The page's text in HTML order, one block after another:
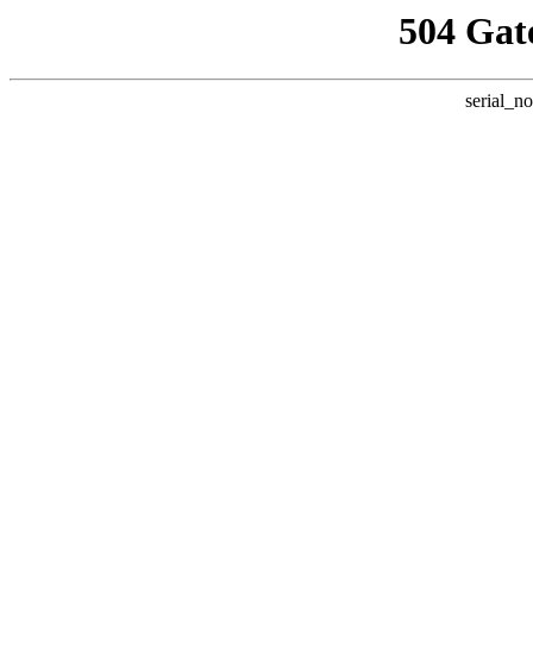
504